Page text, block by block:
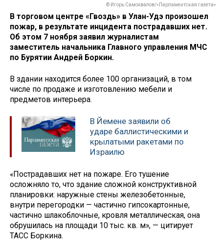
© Игорь Самохвалов/«Парламентская газета»
В торговом центре «Гвоздь» в Улан-Удэ произошел
пожар, в результате инцидента пострадавших нет.
Об этом 7 ноября заявил журналистам
заместитель начальника Главного управления МЧС
по Бурятии Андрей Боркин.
В здании находится более 100 организаций, в том
числе по продаже и изготовлению мебели и
предметов интерьера.
В Йемене заявили об
ударе баллистическими и
крылатыми ракетами по
Израилю
«Пострадавших нет на пожаре. Его тушение
осложняло то, что здание сложной конструктивной
планировки: наружные стены железобетонные,
внутри перегородки — частично гипсокартонные,
частично шлакоблочные, кровля металлическая, она
обрушилась на площади 10 тыс. кв. м», — цитирует
ТАСС Боркина.